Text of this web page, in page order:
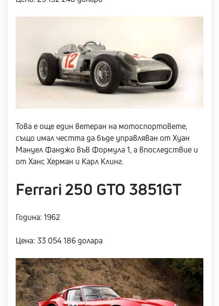
Това е още един ветеран на мотоспортовете,
също имал честта да бъде управляван от Хуан
Мануел Фанджо във Формула 1, а впоследствие и
от Ханс Херман и Карл Клинг.
Ferrari 250 GTO 3851GT
Година: 1962
Цена: 33 054 186 долара